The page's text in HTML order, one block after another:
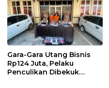
Gara-Gara Utang Bisnis
Rp124 Juta, Pelaku
Penculikan Dibekuk